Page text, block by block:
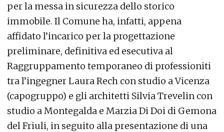
per la messa in sicurezza dello storico
immobile. Il Comune ha, infatti, appena
affidato l’incarico per la progettazione
preliminare, definitiva ed esecutiva al
Raggruppamento temporaneo di professioniti
tra l’ingegner Laura Rech con studio a Vicenza
(capogruppo) e gli architetti Silvia Trevelin con
studio a Montegalda e Marzia Di Doi di Gemona
del Friuli, in seguito alla presentazione di una